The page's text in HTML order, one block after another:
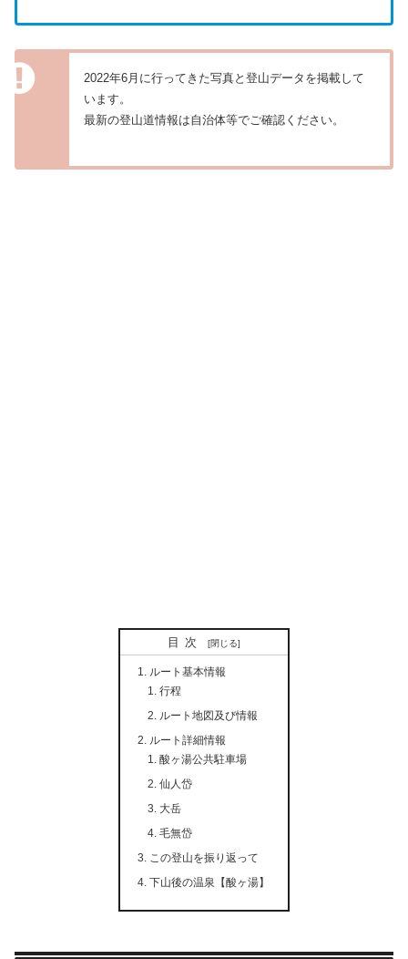
2022年6月に行ってきた写真と登山データを掲載して
います。
最新の登山道情報は自治体等でご確認ください。
目次
ルート基本情報
行程
ルート地図及び情報
ルート詳細情報
酸ヶ湯公共駐車場
仙人岱
大岳
毛無岱
この登山を振り返って
下山後の温泉【酸ヶ湯】